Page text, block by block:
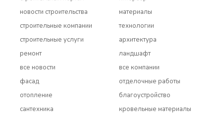
новости строительства
строительные компании
строительные услуги
ремонт
все новости
материалы
технологии
архитектура
ландшафт
все компании
фасад
отопление
сантехника
отделочные работы
благоустройство
кровельные материалы